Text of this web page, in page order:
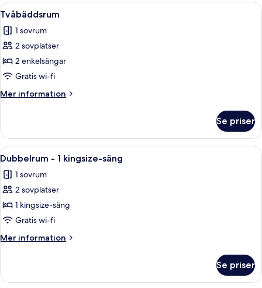
queensize-
Öppna
alla
foton
för
Tvåbäddsrum
Ett hotellrum med en stor säng, två
4
Tvåbäddsrum
1 sovrum
2 sovplatser
2 enkelsängar
Gratis wi-fi
Mer information
Mer
Se priser
Öppna
alla
foton
för
Dubbelrum
-
1
kingsize-
Ett hotellrum med en säng, ett
4
Dubbelrum - 1 kingsize-säng
1 sovrum
2 sovplatser
1 kingsize-säng
Gratis wi-fi
Mer information
Mer
-
Se priser